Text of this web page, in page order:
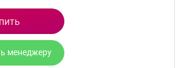
менеджеру